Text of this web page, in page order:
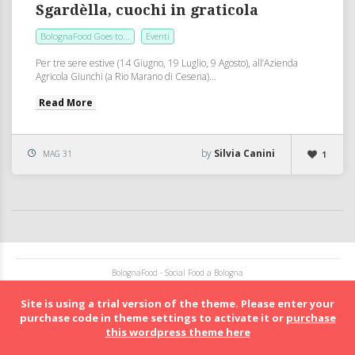
Sgardèlla, cuochi in graticola
BolognaFood Goes to... Eventi
Per tre sere estive (14 Giugno, 19 Luglio, 9 Agosto), all’Azienda
Agricola Giunchi (a Rio Marano di Cesena)...
Read More
MAG 31 1
by Silvia Canini
BolognaFood - Social Food a Bologna
Site is using a trial version of the theme. Please enter your
purchase code in theme settings to activate it or purchase
this wordpress theme here